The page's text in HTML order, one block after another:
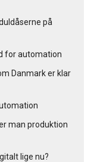
på
for automation
Danmark er klar
man produktion
lige nu?